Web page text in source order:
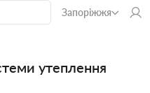
Запоріжжя
утеплення